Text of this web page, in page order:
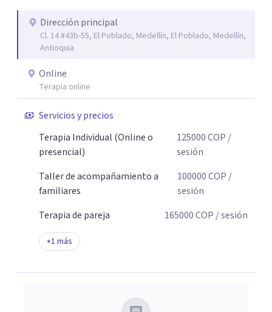
Dirección principal
Cl. 14 #43b-55, El Poblado, Medellín, El Poblado, Medellín,
Antioquia
Online
Terapia online
Servicios y precios
Terapia Individual (Online o
presencial)
125000COP /
sesión
Taller de acompañamiento a
familiares
100000COP /
sesión
Terapia de pareja
165000COP / sesión
+1 más